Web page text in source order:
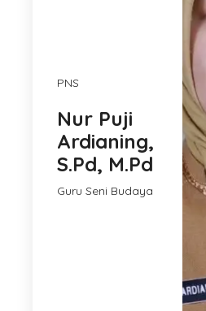
PNS
Nur Puji
Ardianing,
S.Pd, M.Pd
Guru Seni Budaya